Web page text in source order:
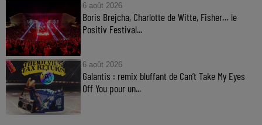
6 août 2026
Boris Brejcha, Charlotte de Witte, Fisher… le
Positiv Festival...
6 août 2026
Galantis : remix bluffant de Can’t Take My Eyes
Off You pour un...